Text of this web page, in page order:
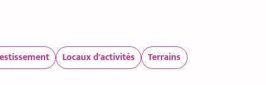
Locaux d'activités Terrains